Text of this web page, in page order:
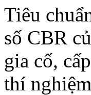
Tiêu
số CBR
gia cố,
thí